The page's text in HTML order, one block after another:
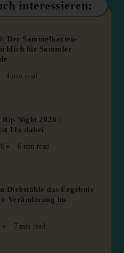
interessieren:
Der Sammelkarten-
für Sammler
4 min read
Rip Night 2026 |
11x dabei
6 min read
Diebstähle das Ergebnis
Veränderung im
7 min read